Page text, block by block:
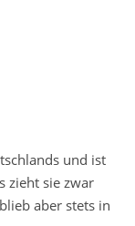
und ist
zieht sie zwar
aber stets in